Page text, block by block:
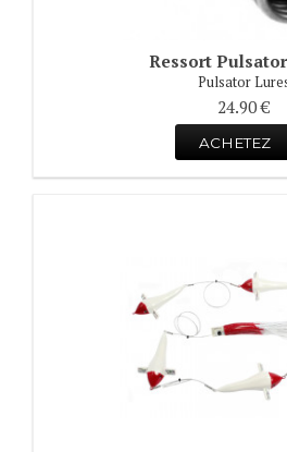
Ressort
Pulsator
24.90 €
ACHETEZ